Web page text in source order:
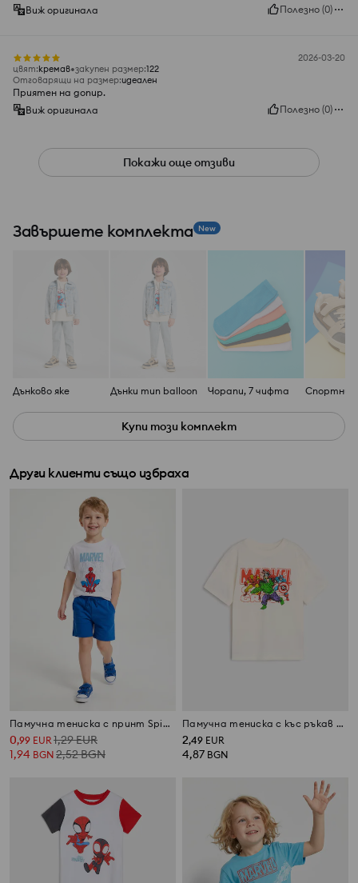
Виж оригинала
Полезно (0)
2026-03-20
цвят:кремав закупен размер:122
Отговарящи на размер:идеален
Приятен на допир.
Виж оригинала
Полезно (0)
Покажи още отзиви
Завършете комплекта New
Дънково яке Дънки тип balloon Чорапи, 7 чифта
Купи този комплект
Други клиенти също избраха
Памучна тениска с принт Spider-Man
0,99 EUR1,29EUR
1,94 BGN 2,52BGN
Памучна тениска с къс ръкав Marvel
2,49 EUR
4,87 BGN